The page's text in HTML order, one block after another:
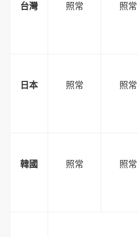
台灣 照常 照常
日本 照常 照常
韓國 照常 照常